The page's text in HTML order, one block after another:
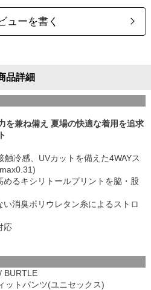
ューを書く
品詳細
を兼ね備え 夏場の快適な着用を追求
冷感、UVカットを備えた4WAYス
るキシリトールプリントを脇・股
消臭ポリウレタン糸によるストロ
応
BURTLE
ットパンツ(ユニセックス)